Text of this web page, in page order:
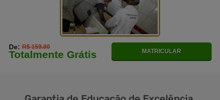
De:R$ 159.80
Totalmente Grátis MATRICULAR